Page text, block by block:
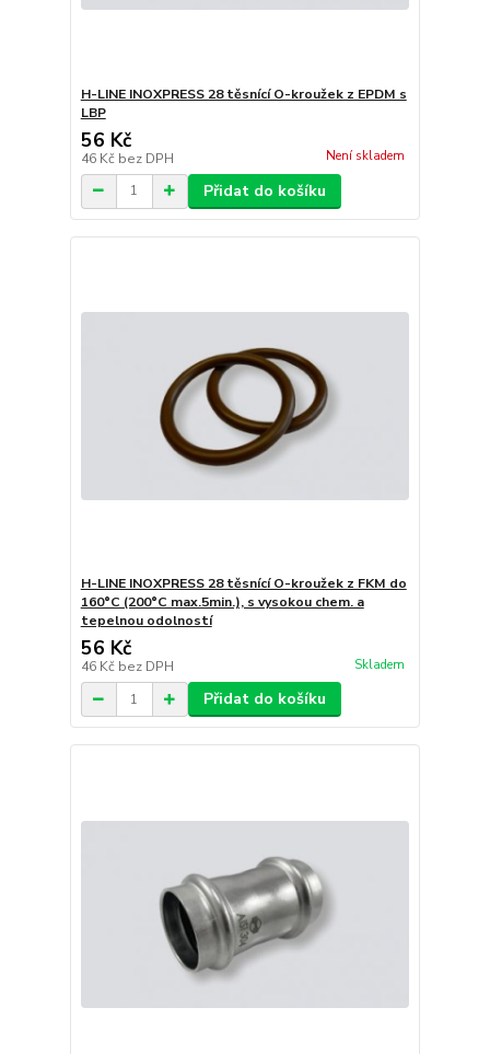
H-LINE INOXPRESS 28 těsnící O-kroužek z EPDM s
LBP
56 Kč
46 Kč bez DPH Není skladem
Přidat do košíku
H-LINE INOXPRESS 28 těsnící O-kroužek z FKM do
160°C (200°C max.5min.), s vysokou chem. a
tepelnou odolností
56 Kč
46 Kč bez DPH Skladem
Přidat do košíku